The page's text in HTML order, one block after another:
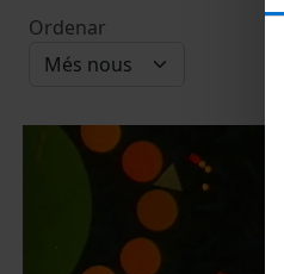
Ordenar